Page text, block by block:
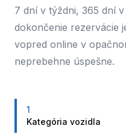
7 dní v týždni, 365 dní
dokončenie rezervácie
vopred online v
neprebehne úspešne.
1
Kategória vozidla